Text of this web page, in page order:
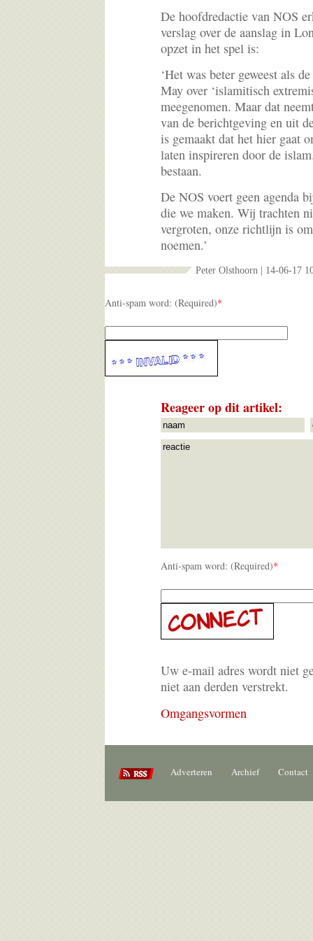
De hoofdredactie van NOS
verslag over de aanslag in
opzet in het spel is:
‘Het was beter geweest als
May over ‘islamitisch
meegenomen. Maar dat
van de berichtgeving en uit
is gemaakt dat het hier gaat
laten inspireren door de
bestaan.
De NOS voert geen agenda
die we maken. Wij trachten
vergroten, onze richtlijn is
noemen.’
Peter Olsthoorn | 14-06-17
Anti-spam word: (Required)*
Reageer op dit artikel:
Anti-spam word: (Required)*
Uw e-mail adres wordt niet
niet aan derden verstrekt.
Omgangsvormen
Adverteren Archief Contact